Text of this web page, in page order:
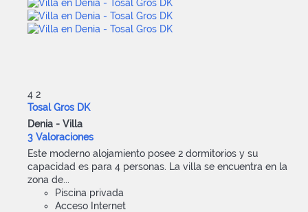
4 2
Tosal Gros DK
Denia - Villa
3 Valoraciones
Este moderno alojamiento posee 2 dormitorios y su
capacidad es para 4 personas. La villa se encuentra en la
zona de...
Piscina privada
Acceso Internet